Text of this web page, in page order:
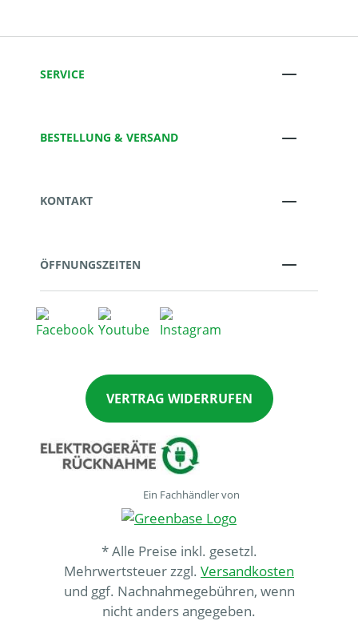
SERVICE
BESTELLUNG & VERSAND
KONTAKT
ÖFFNUNGSZEITEN
VERTRAG WIDERRUFEN
Ein Fachhändler von
* Alle Preise inkl. gesetzl.
Mehrwertsteuer zzgl. Versandkosten
und ggf. Nachnahmegebühren, wenn
nicht anders angegeben.